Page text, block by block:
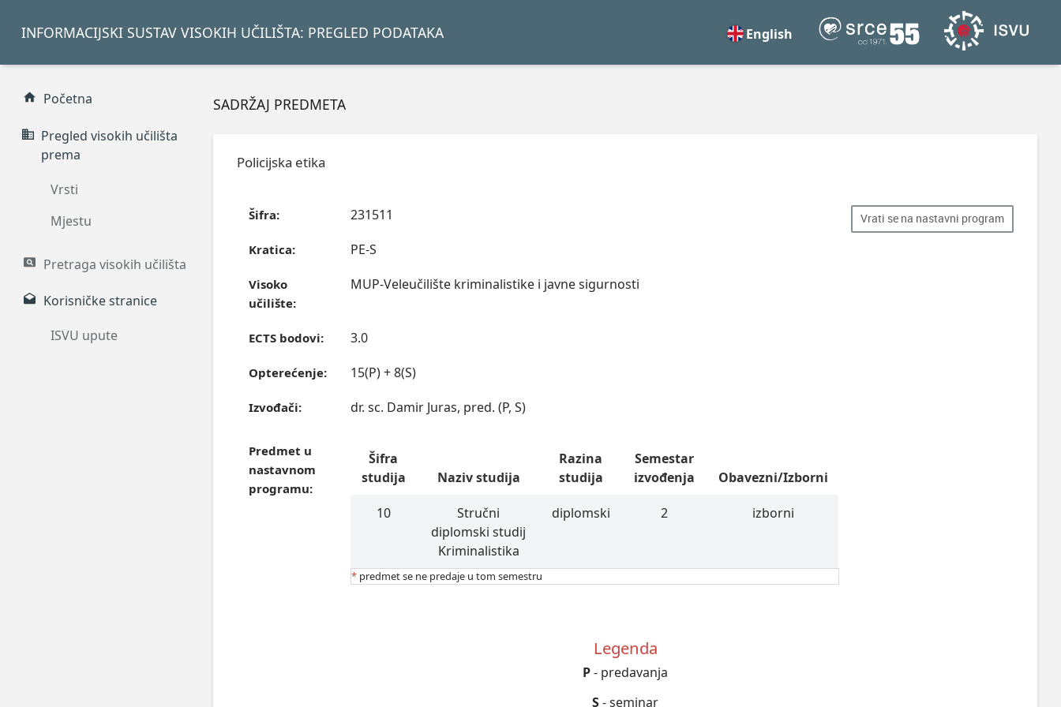
INFORMACIJSKI SUSTAV VISOKIH UČILIŠTA: PREGLED PODATAKA English
Početna
Pregled visokih učilišta
prema
Vrsti
Mjestu
Pretraga visokih učilišta
Korisničke stranice
ISVU upute
SADRŽAJ PREDMETA
Policijska etika
Vrati se na nastavni program
Šifra: 231511
Kratica: PE-S
Visoko
učilište:
MUP-Veleučilište kriminalistike i javne sigurnosti
ECTS bodovi: 3.0
Opterećenje: 15(P) + 8(S)
Izvođači: dr. sc. Damir Juras, pred. (P, S)
Predmet u
nastavnom
programu:
Šifra
studija
Naziv studija
Razina
studija
Semestar
izvođenja
Obavezni/Izborni
10
Stručni
diplomski studij
Kriminalistika
diplomski 2 izborni
* predmet se ne predaje u tom semestru
Legenda
P- predavanja
S- seminar